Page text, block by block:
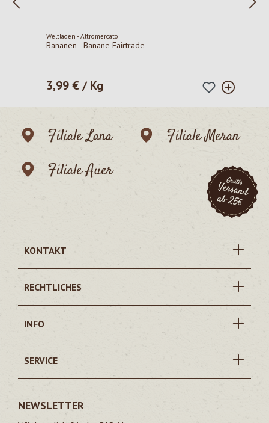
Weltladen - Altromercato
Bananen - Banane Fairtrade
Regulärer Preis:
3,99 € / Kg
Filiale Lana
Filiale Meran
Filiale Auer
KONTAKT
RECHTLICHES
INFO
SERVICE
NEWSLETTER